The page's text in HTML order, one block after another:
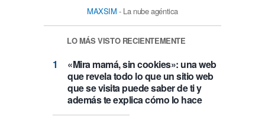
MAXSIM - La nube agéntica
LO MÁS VISTO RECIENTEMENTE
«Mira mamá, sin cookies»: una web
que revela todo lo que un sitio web
que se visita puede saber de ti y
además te explica cómo lo hace